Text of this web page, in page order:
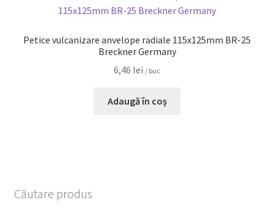
Petice vulcanizare anvelope radiale 115x125mm BR-25
Breckner Germany
6,46 lei / buc
Adaugă în coș
Căutare produs